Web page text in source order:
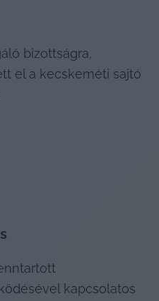
bizottságra,
el a kecskeméti sajtó
kapcsolatos